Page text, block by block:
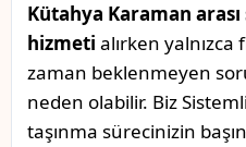
Kütahya Karaman
hizmeti alırken
zaman beklenmeyen
neden olabilir. Biz Sistemli
taşınma sürecinizin